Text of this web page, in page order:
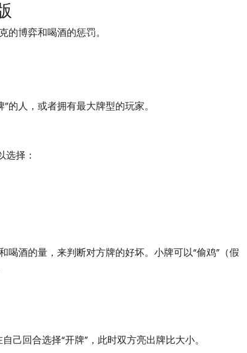
博弈和喝酒的惩罚。
的人，或者拥有最大牌型的玩家。
选择：
喝酒的量，来判断对方牌的好坏。小牌可以“偷鸡”（假
回合选择“开牌”，此时双方亮出牌比大小。